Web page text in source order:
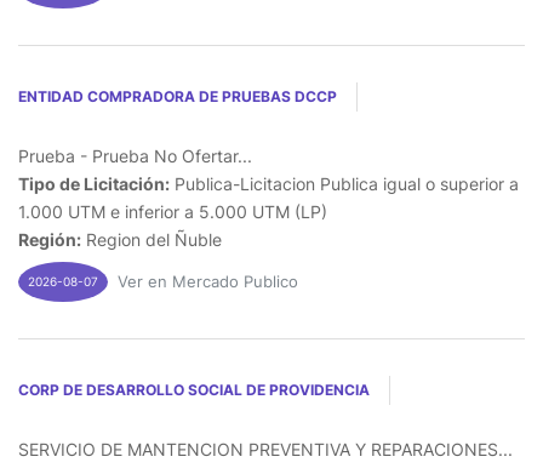
ENTIDAD COMPRADORA DE PRUEBAS DCCP
Prueba - Prueba No Ofertar...
Tipo de Licitación: Publica-Licitacion Publica igual o superior a
1.000 UTM e inferior a 5.000 UTM (LP)
Región: Region del Ñuble
2026-08-07 Ver en Mercado Publico
CORP DE DESARROLLO SOCIAL DE PROVIDENCIA
SERVICIO DE MANTENCION PREVENTIVA Y REPARACIONES...